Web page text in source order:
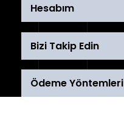
Hesabım
Bizi Takip Edin
Ödeme Yöntemleri